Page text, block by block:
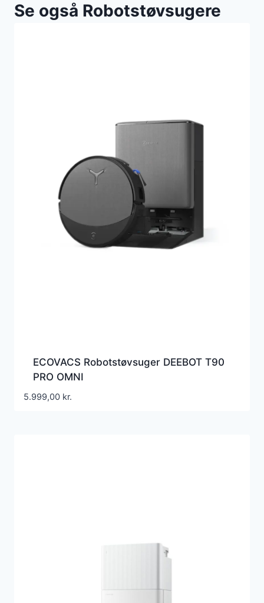
Se også Robotstøvsugere
ECOVACS Robotstøvsuger DEEBOT T90
PRO OMNI
5.999,00 kr.